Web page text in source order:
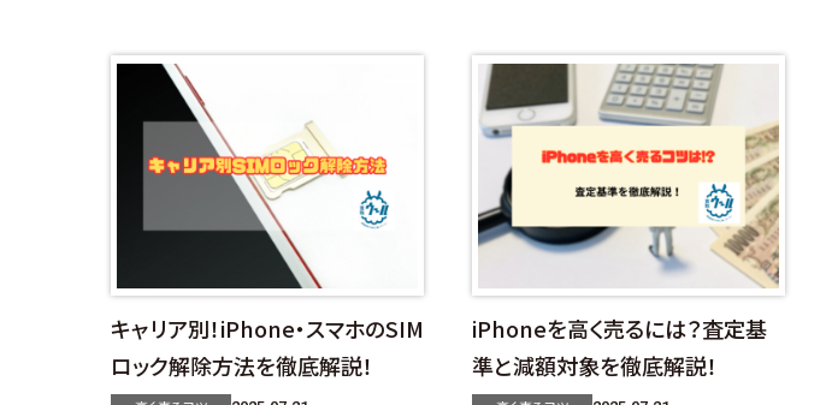
キャリア別！iPhone・スマホのSIM
ロック解除方法を徹底解説！
iPhoneを高く売るには？査定基
準と減額対象を徹底解説！